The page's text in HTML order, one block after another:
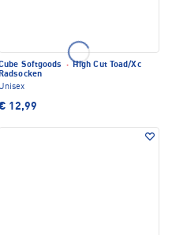
Softgoods · High Cut Toad/Xc
Radsocken
Unisex
12,99